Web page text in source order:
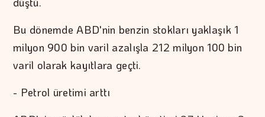
Bu dönemde ABD'nin benzin stokları yaklaşık 1
milyon 900 bin varil azalışla 212 milyon 100 bin
varil olarak kayıtlara geçti.
- Petrol üretimi arttı